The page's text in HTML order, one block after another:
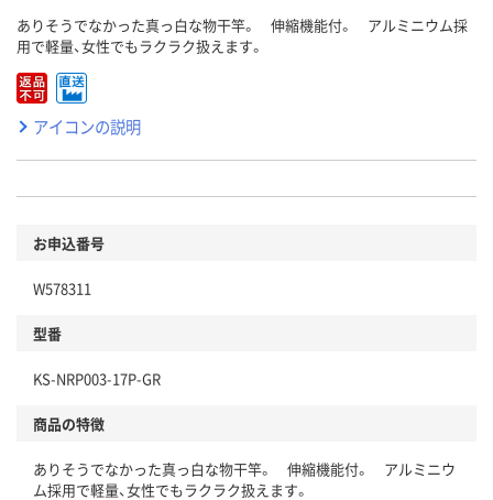
ありそうでなかった真っ白な物干竿。 伸縮機能付。 アルミニウム採
用で軽量、女性でもラクラク扱えます。
アイコンの説明
お申込番号
W578311
型番
KS-NRP003-17P-GR
商品の特徴
ありそうでなかった真っ白な物干竿。 伸縮機能付。 アルミニウ
ム採用で軽量、女性でもラクラク扱えます。